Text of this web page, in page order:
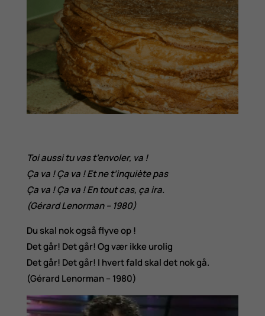
Toi aussi tu vas t’envoler, va !
Ça va ! Ça va ! Et ne t’inquiète pas
Ça va ! Ça va ! En tout cas, ça ira.
(Gérard Lenorman – 1980)
Du skal nok også flyve op !
Det går! Det går! Og vær ikke urolig
Det går! Det går! I hvert fald skal det nok gå.
(Gérard Lenorman – 1980)